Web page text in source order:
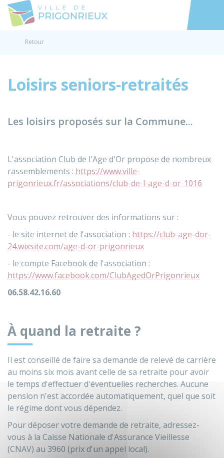
Accéder
Retour
Loisirs seniors-retraités
Les loisirs proposés sur la Commune...
L'association Club de l'Age d'Or propose de nombreux
rassemblements : https://www.ville-
prigonrieux.fr/associations/club-de-l-age-d-or-1016
Vous pouvez retrouver des informations sur :
- le site internet de l'association : https://club-age-dor-
24.wixsite.com/age-d-or-prigonrieux
- le compte Facebook de l'association :
https://www.facebook.com/ClubAgedOrPrigonrieux
06.58.42.16.60
À quand la retraite ?
Il est conseillé de faire sa demande de relevé de carrière
au moins six mois avant celle de sa retraite pour avoir
le temps d'effectuer d'éventuelles recherches. Aucune
pension n'est accordée automatiquement, quel que soit
le régime dont vous dépendez.
Pour déposer votre demande de retraite, adressez-
vous à la Caisse Nationale d'Assurance Vieillesse
(CNAV) au 3960 (prix d'un appel local).